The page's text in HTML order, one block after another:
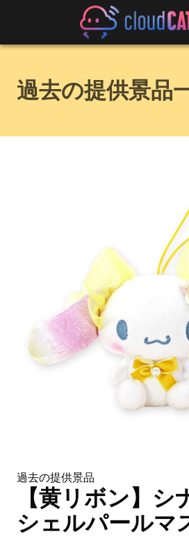
過去の提供景品
過去の提供景品
【黄リボン】シ
シェルパールマ